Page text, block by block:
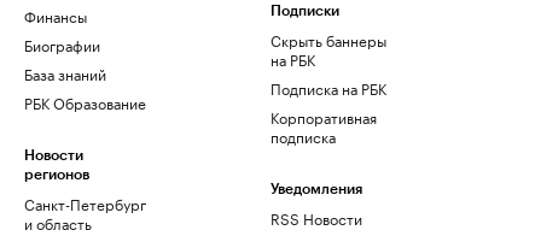
Финансы
Биографии
База знаний
РБК Образование
Новости
регионов
Санкт-Петербург
и область
Подписки
Скрыть баннеры
на РБК
Подписка на РБК
Корпоративная
подписка
Уведомления
RSS Новости